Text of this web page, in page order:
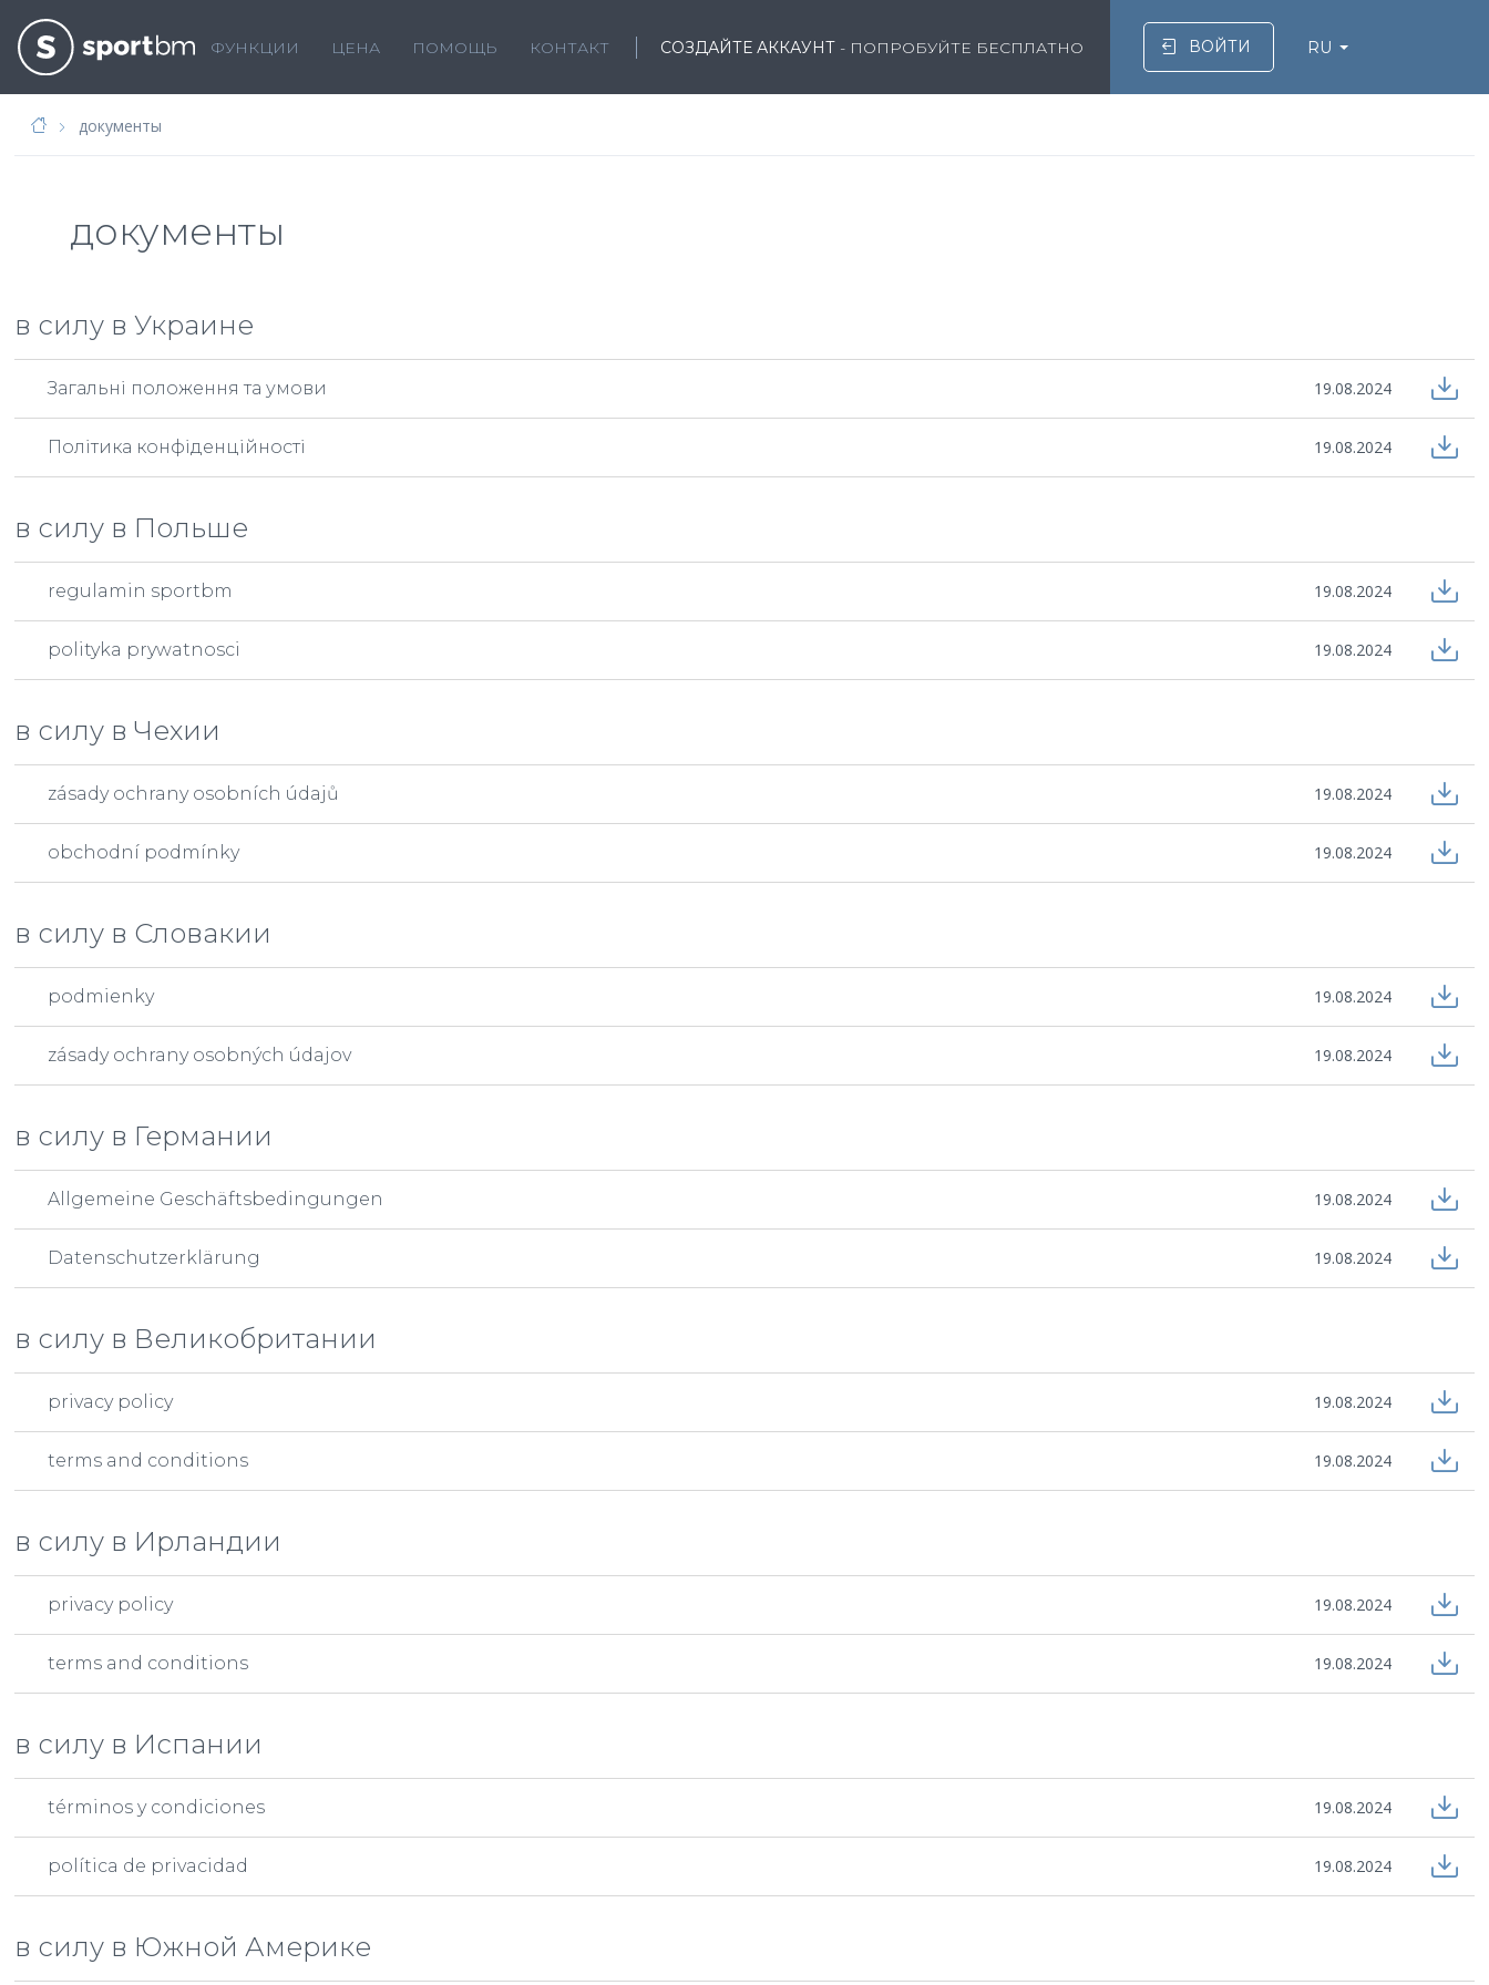
ФУНКЦИИ ЦЕНА ПОМОЩЬ КОНТАКТ СОЗДАЙТЕ АККАУНТ - ПОПРОБУЙТЕ БЕСПЛАТНО ВОЙТИ RU
документы
документы
в силу в Украине
Загальні положення та умови 19.08.2024
Політика конфіденційності 19.08.2024
в силу в Польше
regulamin sportbm 19.08.2024
polityka prywatnosci 19.08.2024
в силу в Чехии
zásady ochrany osobních údajů 19.08.2024
obchodní podmínky 19.08.2024
в силу в Словакии
podmienky 19.08.2024
zásady ochrany osobných údajov 19.08.2024
в силу в Германии
Allgemeine Geschäftsbedingungen 19.08.2024
Datenschutzerklärung 19.08.2024
в силу в Великобритании
privacy policy 19.08.2024
terms and conditions 19.08.2024
в силу в Ирландии
privacy policy 19.08.2024
terms and conditions 19.08.2024
в силу в Испании
términos y condiciones 19.08.2024
política de privacidad 19.08.2024
в силу в Южной Америке